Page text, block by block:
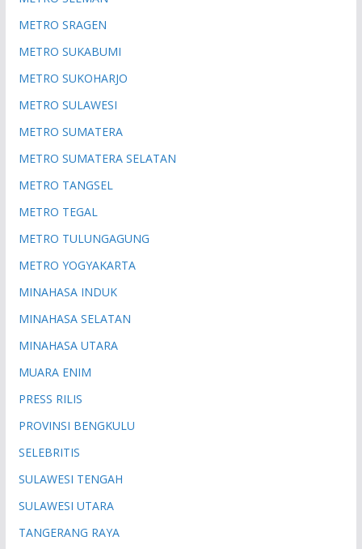
METRO SRAGEN
METRO SUKABUMI
METRO SUKOHARJO
METRO SULAWESI
METRO SUMATERA
METRO SUMATERA SELATAN
METRO TANGSEL
METRO TEGAL
METRO TULUNGAGUNG
METRO YOGYAKARTA
MINAHASA INDUK
MINAHASA SELATAN
MINAHASA UTARA
MUARA ENIM
PRESS RILIS
PROVINSI BENGKULU
SELEBRITIS
SULAWESI TENGAH
SULAWESI UTARA
TANGERANG RAYA